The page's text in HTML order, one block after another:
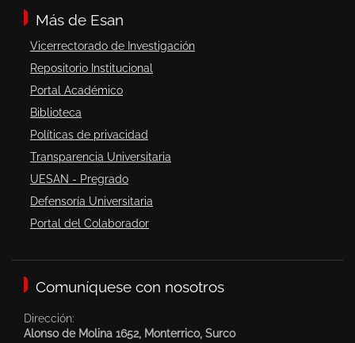
Más de Esan
Vicerrectorado de Investigación
Repositorio Institucional
Portal Académico
Biblioteca
Políticas de privacidad
Transparencia Universitaria
UESAN - Pregrado
Defensoría Universitaria
Portal del Colaborador
Comuníquese con nosotros
Dirección:
Alonso de Molina 1652, Monterrico, Surco